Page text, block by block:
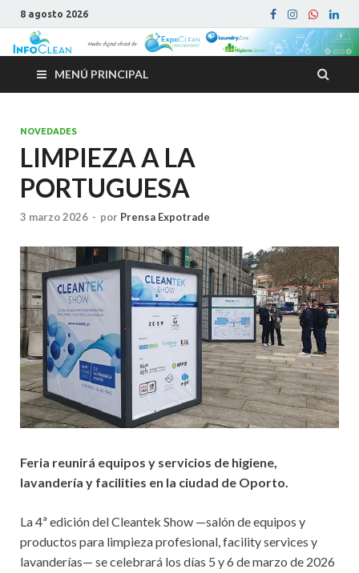
8 agosto 2026
MENÚ PRINCIPAL
NOVEDADES
LIMPIEZA A LA
PORTUGUESA
3 marzo 2026 - por Prensa Expotrade
Feria reunirá equipos y servicios de higiene,
lavandería y facilities en la ciudad de Oporto.
La 4ª edición del Cleantek Show —salón de equipos y
productos para limpieza profesional, facility services y
lavanderías— se celebrará los días 5 y 6 de marzo de 2026